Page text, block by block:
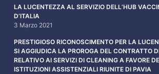
LA LUCENTEZZA AL SERVIZIO DELL’HUB
D’ITALIA
3 Marzo 2021
PRESTIGIOSO RICONOSCIMENTO PER LA
SI AGGIUDICA LA PROROGA DEL CONTRATTO
RELATIVO AI SERVIZI DI CLEANING A FAVORE
ISTITUZIONI ASSISTENZIALI RIUNITE DI PAVIA